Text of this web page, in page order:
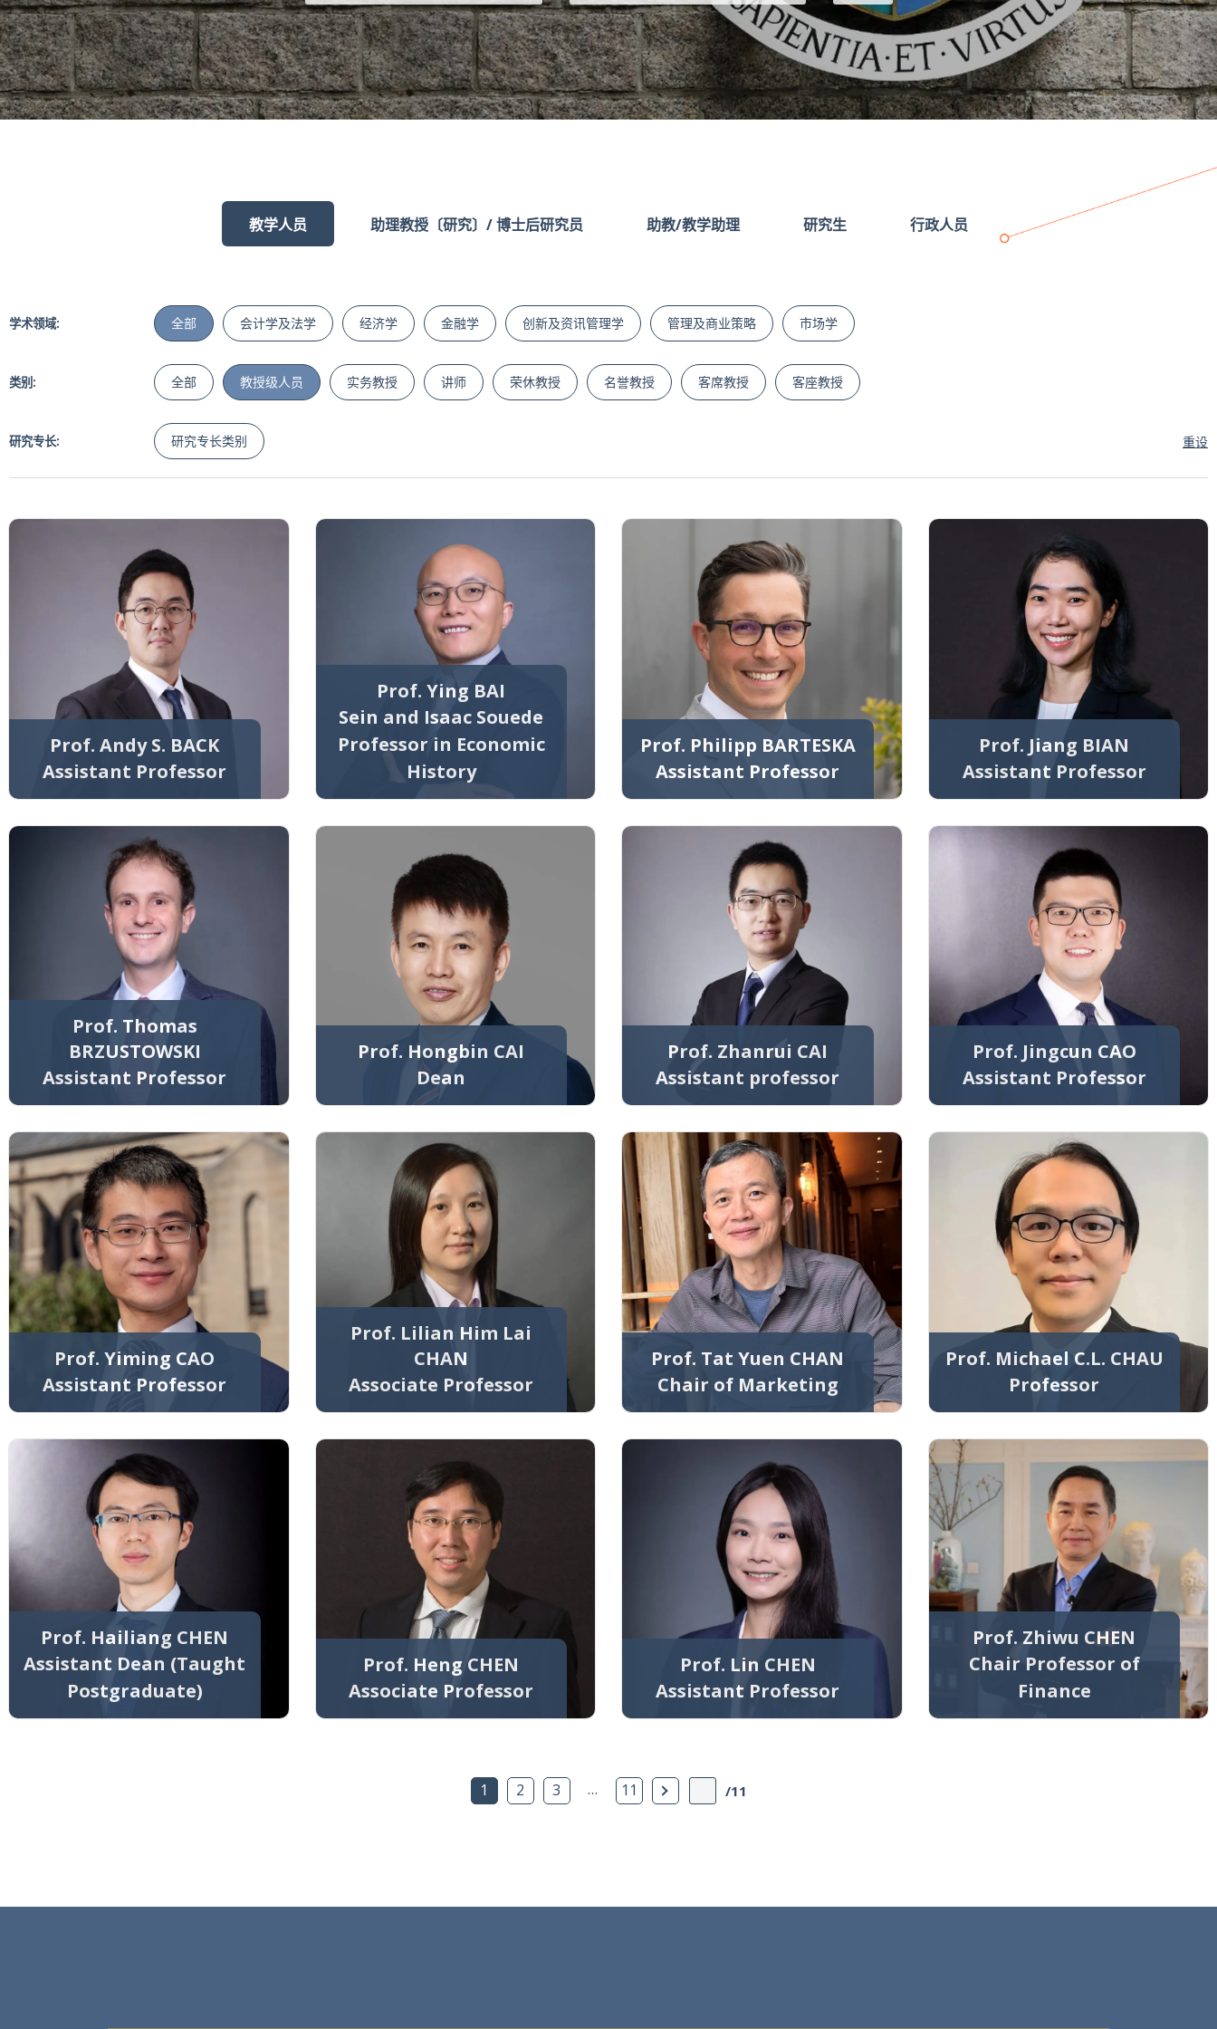
寻
教学人员 助理教授〔研究〕/ 博士后研究员 助教/教学助理 研究生 行政人员
学术领域: 全部 会计学及法学 经济学 金融学 创新及资讯管理学 管理及商业策略 市场学
类别: 全部 教授级人员 实务教授 讲师 荣休教授 名誉教授 客席教授 客座教授
研究专长: 研究专长类别 重设
Prof. Andy S. BACK
Assistant Professor
Prof. Ying BAI
Sein and Isaac Souede
Professor in Economic
History
Prof. Philipp BARTESKA
Assistant Professor
Prof. Jiang BIAN
Assistant Professor
Prof. Thomas
BRZUSTOWSKI
Assistant Professor
Prof. Hongbin CAI
Dean
Prof. Zhanrui CAI
Assistant professor
Prof. Jingcun CAO
Assistant Professor
Prof. Yiming CAO
Assistant Professor
Prof. Lilian Him Lai
CHAN
Associate Professor
Prof. Tat Yuen CHAN
Chair of Marketing
Prof. Michael C.L. CHAU
Professor
Prof. Hailiang CHEN
Assistant Dean (Taught
Postgraduate)
Prof. Heng CHEN
Associate Professor
Prof. Lin CHEN
Assistant Professor
Prof. Zhiwu CHEN
Chair Professor of
Finance
1 2 3 … 11 下一页 /11